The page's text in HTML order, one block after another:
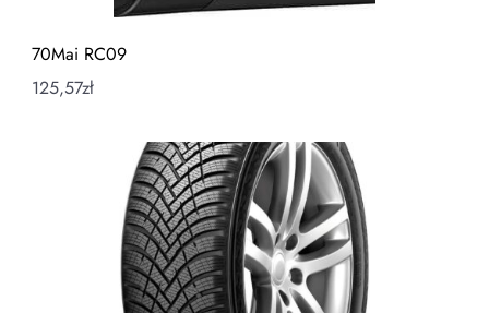
70Mai RC09
125,57zł